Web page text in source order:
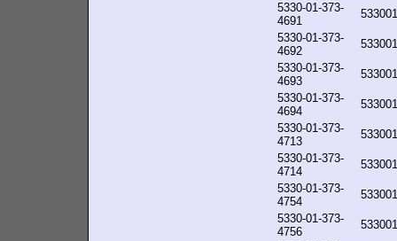
5330-01-373-
4691
5330-01-373-
4692
5330-01-373-
4693
5330-01-373-
4694
5330-01-373-
4713
5330-01-373-
4714
5330-01-373-
4754
5330-01-373-
4756